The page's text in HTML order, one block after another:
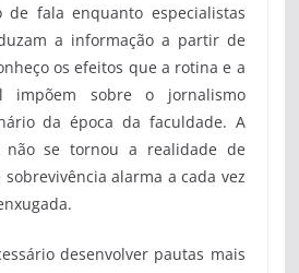
de fala enquanto especialistas
a informação a partir de
os efeitos que a rotina e a
impõem sobre o jornalismo
da época da faculdade. A
não se tornou a realidade de
alarma a cada vez
desenvolver pautas mais